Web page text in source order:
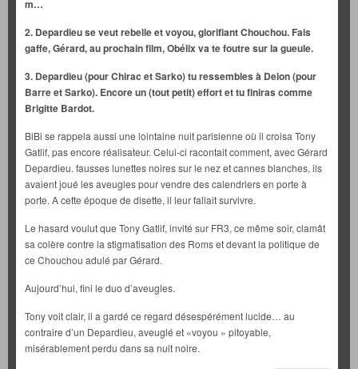
m…
2. Depardieu se veut rebelle et voyou, glorifiant Chouchou. Fais
gaffe, Gérard, au prochain film, Obélix va te foutre sur la gueule.
3. Depardieu (pour Chirac et Sarko) tu ressembles à Delon (pour
Barre et Sarko). Encore un (tout petit) effort et tu finiras comme
Brigitte Bardot.
BiBi se rappela aussi une lointaine nuit parisienne où il croisa Tony
Gatlif, pas encore réalisateur. Celui-ci racontait comment, avec Gérard
Depardieu. fausses lunettes noires sur le nez et cannes blanches, ils
avaient joué les aveugles pour vendre des calendriers en porte à
porte. A cette époque de disette, il leur fallait survivre.
Le hasard voulut que Tony Gatlif, invité sur FR3, ce même soir, clamât
sa colère contre la stigmatisation des Roms et devant la politique de
ce Chouchou adulé par Gérard.
Aujourd’hui, fini le duo d’aveugles.
Tony voit clair, il a gardé ce regard désespérément lucide… au
contraire d’un Depardieu, aveuglé et «voyou » pitoyable,
misérablement perdu dans sa nuit noire.